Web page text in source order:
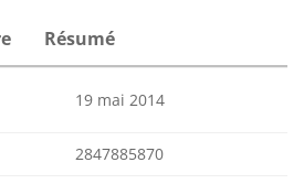
Résumé
19 mai 2014
2847885870